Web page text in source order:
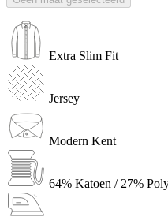
Extra Slim Fit
Jersey
Modern Kent
64% Katoen / 27%